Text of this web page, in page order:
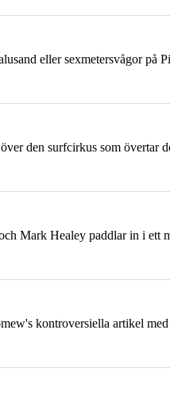
eller sexmetersvågor på
den surfcirkus som övertar
Mark Healey paddlar in i ett
kontroversiella artikel med